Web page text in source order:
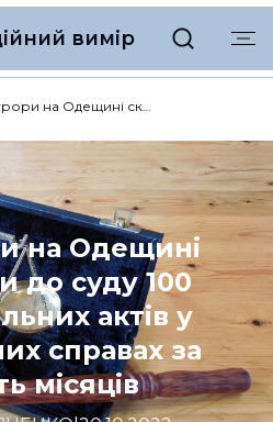
вимір
Прокурори на Одещині скерували до суду 100 обвинувальних актів у корупційних справах за дев’ять місяців
на Одещині
до суду 100
актів у
справах за
місяців